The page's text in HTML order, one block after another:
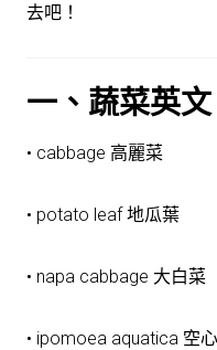
去吧！
一、蔬菜英文
• cabbage 高麗菜
• potato leaf 地瓜葉
• napa cabbage 大白菜
• ipomoea aquatica 空